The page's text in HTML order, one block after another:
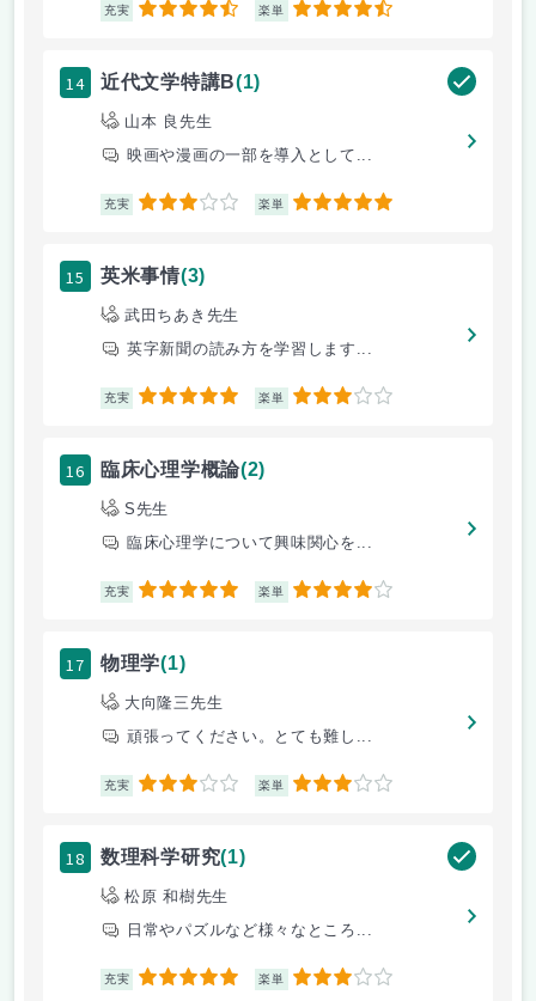
充実 4.5 楽単 4.5
14 近代文学特講B(1)
山本 良先生
映画や漫画の一部を導入として...
充実 3 楽単 5
15 英米事情(3)
武田ちあき先生
英字新聞の読み方を学習します...
充実 5 楽単 3
16 臨床心理学概論(2)
S先生
臨床心理学について興味関心を...
充実 5 楽単 4
17 物理学(1)
大向隆三先生
頑張ってください。とても難し...
充実 3 楽単 3
18 数理科学研究(1)
松原 和樹先生
日常やパズルなど様々なところ...
充実 5 楽単 3